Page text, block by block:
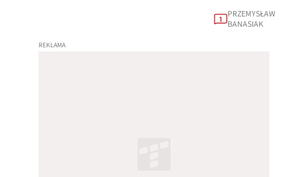
1
PRZEMYSŁAW
BANASIAK